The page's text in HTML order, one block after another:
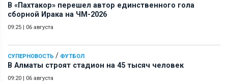
В «Пахтакор» перешел автор единственного гола
сборной Ирака на ЧМ-2026
09:25 | 06 августа
СУПЕРНОВОСТЬ / ФУТБОЛ
В Алматы строят стадион на 45 тысяч человек
09:20 | 06 августа